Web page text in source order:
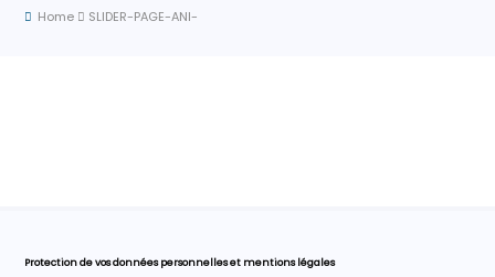
Home SLIDER-PAGE-ANI-
Protection de vos données personnelles et mentions légales